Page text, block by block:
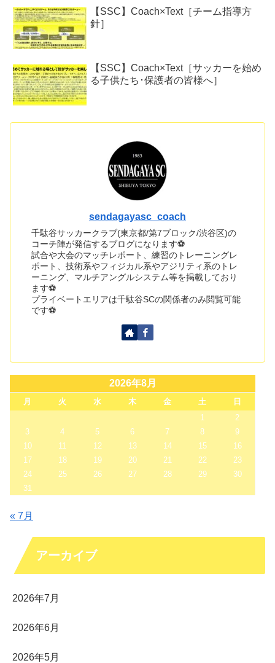
【SSC】Coach×Text［チーム指導方
針］
【SSC】Coach×Text［サッカーを始め
る子供たち･保護者の皆様へ］
sendagayasc_coach
千駄谷サッカークラブ(東京都/第7ブロック/渋谷区)の
コーチ陣が発信するブログになります⚽
試合や大会のマッチレポート、練習のトレーニングレ
ポート、技術系やフィジカル系やアジリティ系のトレ
ーニング、マルチアングルシステム等を掲載しており
ます⚽
プライベートエリアは千駄谷SCの関係者のみ閲覧可能
です⚽
2026年8月
月 火 水 木 金 土
日
1
2
3
4 5 6 7 8
9
10
11 12 13 14 15
16
17
18 19 20 21 22
23
24
25 26 27 28 29
30
31
« 7月
アーカイブ
2026年7月
2026年6月
2026年5月